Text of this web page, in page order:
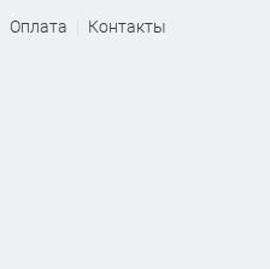
Оплата
Контакты